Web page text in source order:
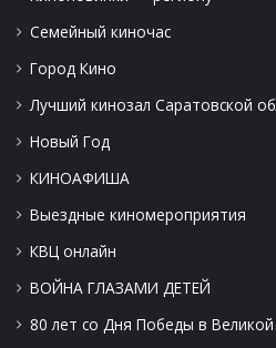
Семейный киночас
Город Кино
Лучший кинозал Саратовской
Новый Год
КИНОАФИША
Выездные киномероприятия
КВЦ онлайн
ВОЙНА ГЛАЗАМИ ДЕТЕЙ
80 лет со Дня Победы в